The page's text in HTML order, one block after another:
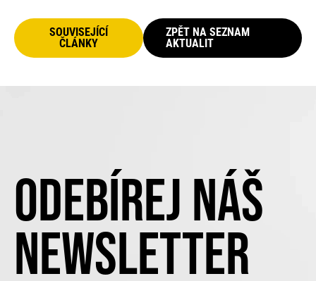
SOUVISEJÍCÍ
ČLÁNKY
ZPĚT NA SEZNAM
AKTUALIT
ODEBÍREJ NÁŠ
NEWSLETTER